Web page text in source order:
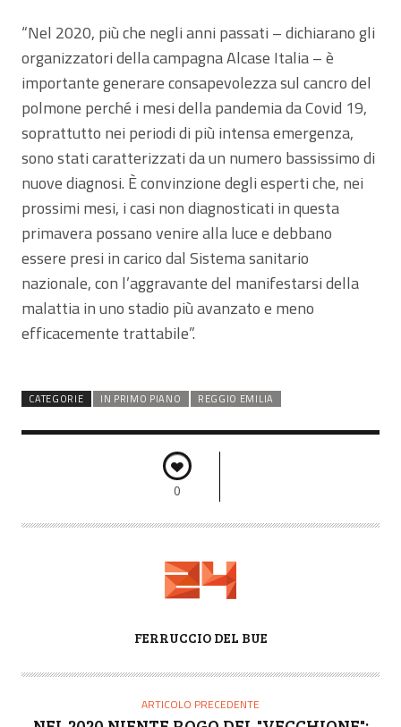
“Nel 2020, più che negli anni passati – dichiarano gli
organizzatori della campagna Alcase Italia – è
importante generare consapevolezza sul cancro del
polmone perché i mesi della pandemia da Covid 19,
soprattutto nei periodi di più intensa emergenza,
sono stati caratterizzati da un numero bassissimo di
nuove diagnosi. È convinzione degli esperti che, nei
prossimi mesi, i casi non diagnosticati in questa
primavera possano venire alla luce e debbano
essere presi in carico dal Sistema sanitario
nazionale, con l’aggravante del manifestarsi della
malattia in uno stadio più avanzato e meno
efficacemente trattabile”.
CATEGORIE IN PRIMO PIANO REGGIO EMILIA
0
T
FERRUCCIO DEL BUE
ARTICOLO PRECEDENTE